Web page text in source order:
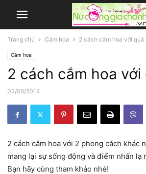
Trang chủ Cắm hoa 2 cách cắm hoa với quả
Cắm hoa
2 cách cắm hoa với
02/05/2014
2 cách cắm hoa với 2 phong cách khác
mang lại sự sống động và điểm nhấn lạ
Bạn hãy cùng tham khảo nhé!